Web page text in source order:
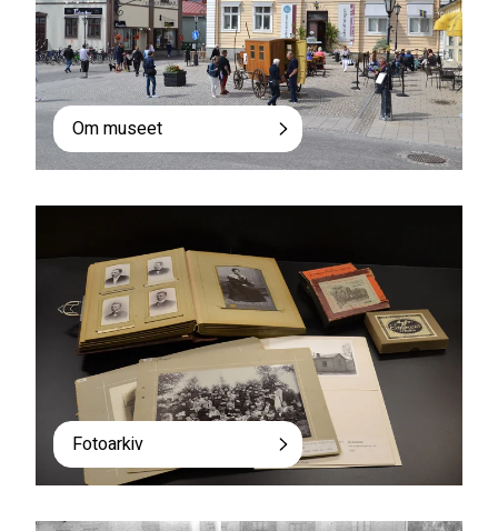
Om museet
Fotoarkiv